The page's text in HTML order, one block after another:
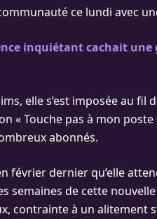
ce lundi avec
inquiétant cachait une
elle s’est imposée au fil
« Touche pas à mon
abonnés.
février dernier qu’elle
semaines de cette
contrainte à un alitement